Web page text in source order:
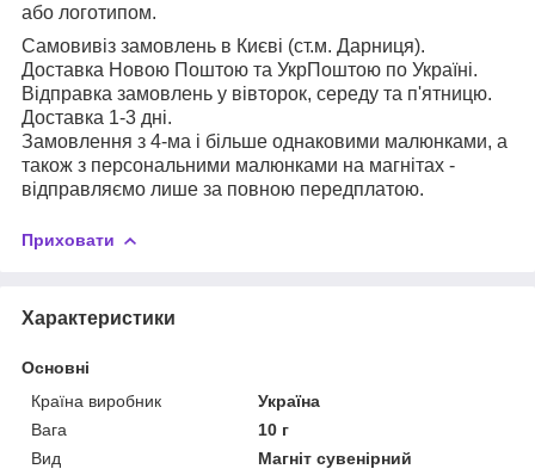
або логотипом.
Самовивіз замовлень в Києві (ст.м. Дарниця).
Доставка Новою Поштою та УкрПоштою по Україні.
Відправка замовлень у вівторок, середу та п'ятницю.
Доставка 1-3 дні.
Замовлення з 4-ма і більше однаковими малюнками, а
також з персональними малюнками на магнітах -
відправляємо лише за повною передплатою.
Приховати
Характеристики
Основні
Країна виробник
Україна
Вага
10 г
Вид
Магніт сувенірний